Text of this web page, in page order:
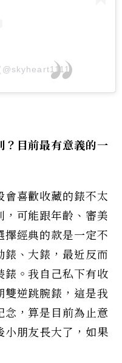
目前最有意義的一
會喜歡收藏的錶不太
，可能跟年齡、審美
擇經典的款是一定不
錶、大錶，最近反而
錶。我自己私下有收
雙逆跳腕錶，這是我
念，算是目前為止意
小朋友長大了，如果